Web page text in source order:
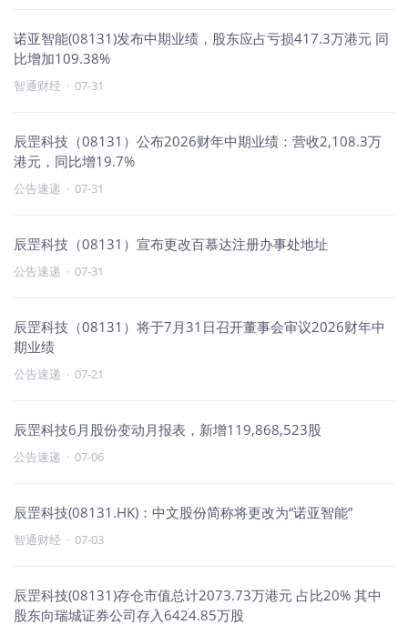
诺亚智能(08131)发布中期业绩，股东应占亏损417.3万港元 同
比增加109.38%
智通财经 · 07-31
辰罡科技（08131）公布2026财年中期业绩：营收2,108.3万
港元，同比增19.7%
公告速递 · 07-31
辰罡科技（08131）宣布更改百慕达注册办事处地址
公告速递 · 07-31
辰罡科技（08131）将于7月31日召开董事会审议2026财年中
期业绩
公告速递 · 07-21
辰罡科技6月股份变动月报表，新增119,868,523股
公告速递 · 07-06
辰罡科技(08131.HK)：中文股份简称将更改为“诺亚智能”
智通财经 · 07-03
辰罡科技(08131)存仓市值总计2073.73万港元 占比20% 其中
股东向瑞城证券公司存入6424.85万股